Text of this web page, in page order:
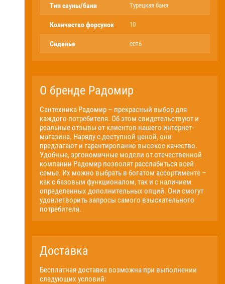
Тип сауны/бани Турецкая баня
Количество форсунок 10
Сиденье есть
О бренде Радомир
Сантехника Радомир – прекрасный выбор для
каждого потребителя. Об этом свидетельствуют и
реальные отзывы от клиентов нашего интернет-
магазина. Наряду с доступной ценой, они
предлагают и гарантированно высокое качество.
Удобные, эргономичные модели от отечественной
компании Радомир позволят расслабиться всей
семье. Их можно выбрать в богатом ассортименте –
как с базовым функционалом, так и с наличием
определенных дополнительных опций. Они смогут
удовлетворить запросы самого взыскательного
потребителя.
Доставка
Бесплатная доставка возможна при выполнении
следующих условий: